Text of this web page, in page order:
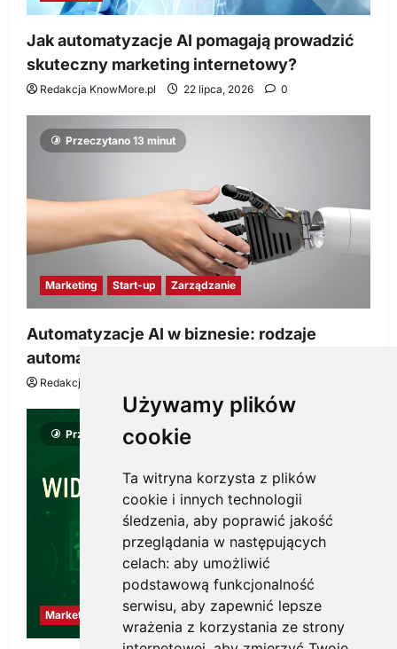
Używamy plików
cookie
Ta witryna korzysta z plików
cookie i innych technologii
śledzenia, aby poprawić jakość
przeglądania w następujących
celach: aby umożliwić
podstawową funkcjonalność
serwisu, aby zapewnić lepsze
wrażenia z korzystania ze strony
Jak automatyzacje AI pomagają prowadzić
skuteczny marketing internetowy?
Redakcja KnowMore.pl 22 lipca, 2026 0
Przeczytano 13 minut
Marketing Start-up Zarządzanie
Automatyzacje AI w biznesie: rodzaje
automatyzacji i korzyści dla Twojej firmy
Redakcja KnowMore.pl
Przeczytano 8 minut
Marketing